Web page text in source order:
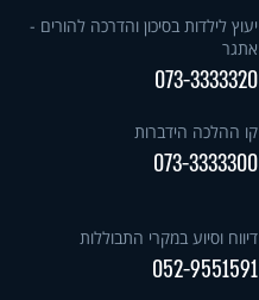
יעוץ לילדות בסיכון והדרכה להורים -
אתגר
073-3333320
קו ההלכה הידברות
073-3333300
דיווח וסיוע במקרי התבוללות
052-9551591